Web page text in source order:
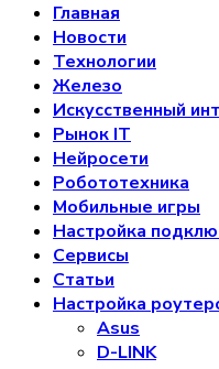
Главная
Новости
Технологии
Железо
Искусственный
Рынок IT
Нейросети
Робототехника
Мобильные игры
Настройка
Сервисы
Статьи
Настройка
Asus
D-LINK